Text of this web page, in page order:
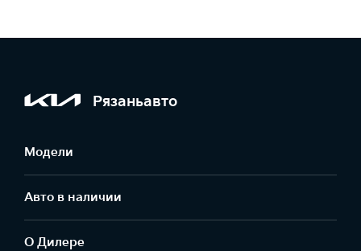
Рязаньавто
Модели
Авто в наличии
О Дилере